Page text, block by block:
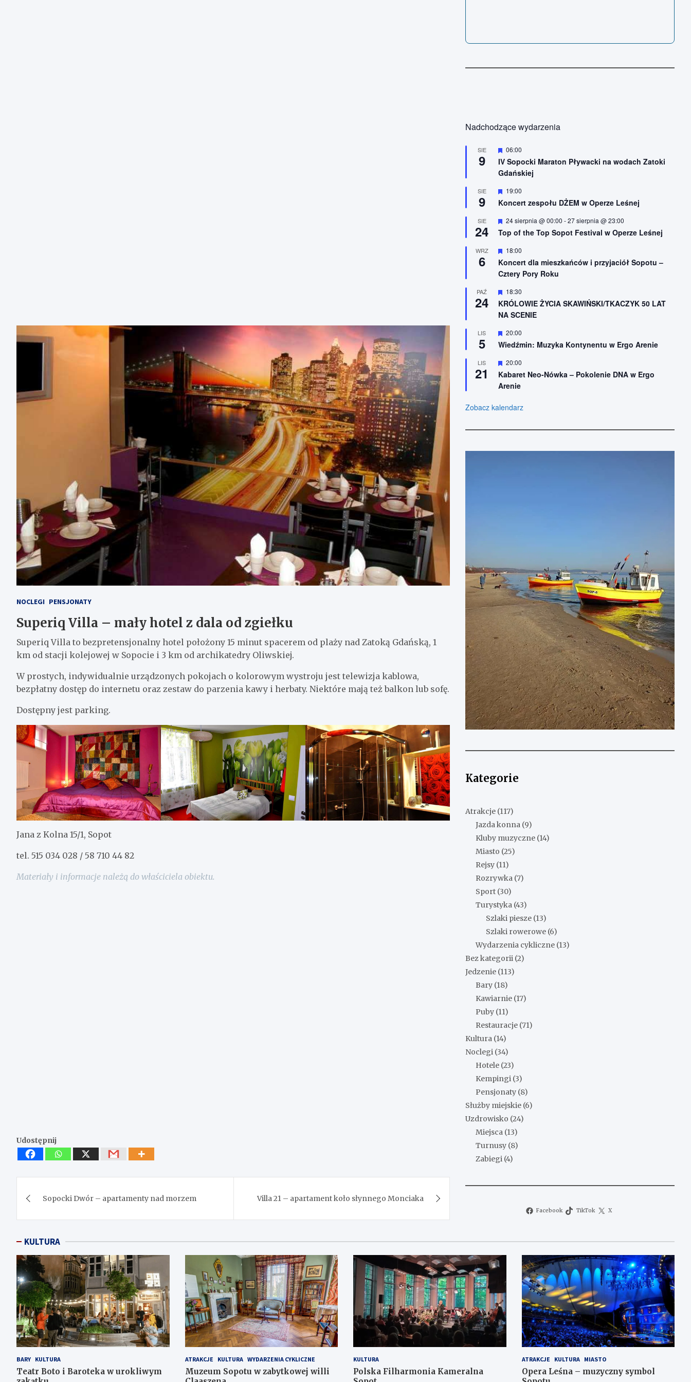
NOCLEGI PENSJONATY
Superiq Villa – mały hotel z dala od zgiełku
Superiq Villa to bezpretensjonalny hotel położony 15 minut spacerem od plaży nad Zatoką Gdańską, 1
km od stacji kolejowej w Sopocie i 3 km od archikatedry Oliwskiej.
W prostych, indywidualnie urządzonych pokojach o kolorowym wystroju jest telewizja kablowa,
bezpłatny dostęp do internetu oraz zestaw do parzenia kawy i herbaty. Niektóre mają też balkon lub sofę.
Dostępny jest parking.
Jana z Kolna 15/1, Sopot
tel. 515 034 028 / 58 710 44 82
Materiały i informacje należą do właściciela obiektu.
Udostępnij
wpisu
Sopocki Dwór – apartamenty nad morzem Villa 21 – apartament koło słynnego Monciaka
Nadchodzące wydarzenia
SIE
9
W
y
r
ó
n
o
e
06:00
IV Sopocki Maraton Pływacki na wodach Zatoki
Gdańskiej
SIE
9
W
r
ż
n
i
o
n
e
19:00
Koncert zespołu DŻEM w Operze Leśnej
SIE
24
W
r
ż
n
o
e
24 sierpnia @ 00:00 -27 sierpnia @ 23:00
Top of the Top Sopot Festival w Operze Leśnej
WRZ
6
W
r
ó
n
i
o
n
18:00
Koncert dla mieszkańców i przyjaciół Sopotu –
Cztery Pory Roku
PAŹ
24
W
y
r
ó
n
i
o
e
18:30
KRÓLOWIE ŻYCIA SKAWIŃSKI/TKACZYK 50 LAT
NA SCENIE
LIS
5
W
y
r
ż
n
o
e
20:00
Wiedźmin: Muzyka Kontynentu w Ergo Arenie
LIS
21
W
y
r
ó
i
n
20:00
Kabaret Neo-Nówka – Pokolenie DNA w Ergo
Arenie
Zobacz kalendarz
Kategorie
Atrakcje (117)
Jazda konna (9)
Kluby muzyczne (14)
Miasto (25)
Rejsy (11)
Rozrywka (7)
Sport (30)
Turystyka (43)
Szlaki piesze (13)
Szlaki rowerowe (6)
Wydarzenia cykliczne (13)
Bez kategorii (2)
Jedzenie (113)
Bary (18)
Kawiarnie (17)
Puby (11)
Restauracje (71)
Kultura (14)
Noclegi (34)
Hotele (23)
Kempingi (3)
Pensjonaty (8)
Służby miejskie (6)
Uzdrowisko (24)
Miejsca (13)
Turnusy (8)
Zabiegi (4)
Facebook TikTok X
KULTURA
BARY KULTURA
Teatr Boto i Baroteka w urokliwym
ATRAKCJE KULTURA WYDARZENIA CYKLICZNE
Muzeum Sopotu w zabytkowej willi
KULTURA
Polska Filharmonia Kameralna
ATRAKCJE KULTURA MIASTO
Opera Leśna – muzyczny symbol